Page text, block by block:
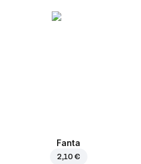
Fanta
2,10 €